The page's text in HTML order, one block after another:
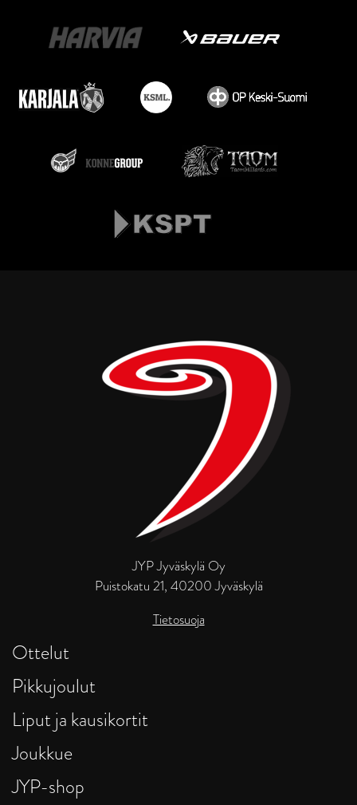
JYP Jyväskylä Oy
Puistokatu 21, 40200 Jyväskylä
Tietosuoja
Ottelut
Pikkujoulut
Liput ja kausikortit
Joukkue
JYP-shop